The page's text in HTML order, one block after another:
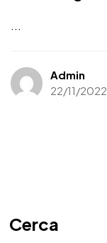
...
Admin
22/11/2022
Cerca